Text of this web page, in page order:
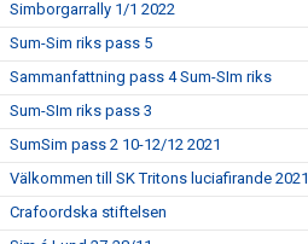
Simborgarrally 1/1 2022
Sum-Sim riks pass 5
Sammanfattning pass 4 Sum-SIm riks
Sum-SIm riks pass 3
SumSim pass 2 10-12/12 2021
Välkommen till SK Tritons luciafirande 2021
Crafoordska stiftelsen